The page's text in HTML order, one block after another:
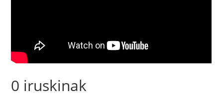
0 iruskinak